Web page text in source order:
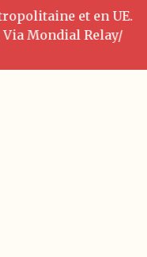
et en UE.
Mondial Relay/